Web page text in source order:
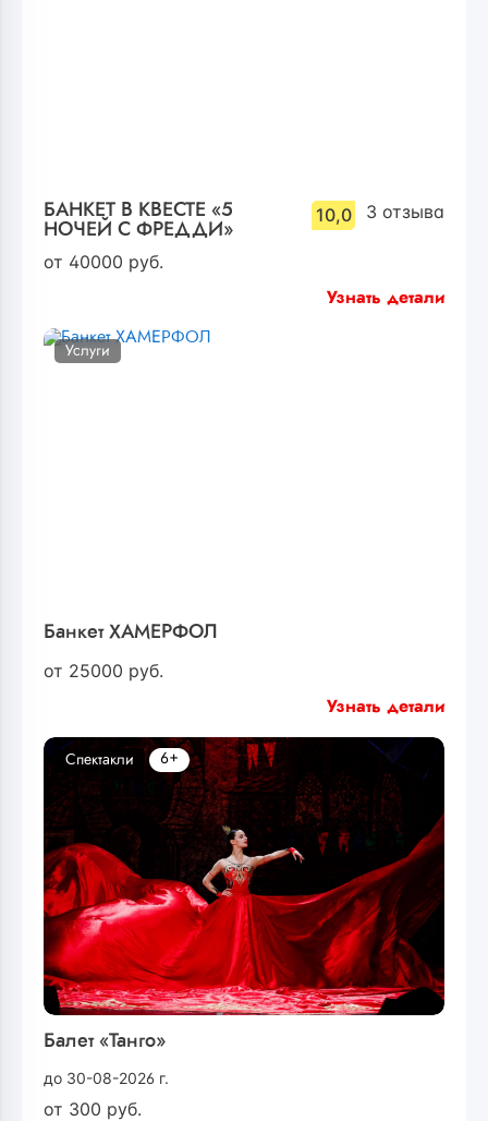
БАНКЕТ В КВЕСТЕ «5
НОЧЕЙ С ФРЕДДИ»
10,0 3 отзыва
от 40000 руб.
Узнать детали
Банкет ХАМЕРФОЛ
от 25000 руб.
Услуги
Узнать детали
Балет «Танго»
до 30-08-2026 г.
от 300 руб.
Спектакли 6+